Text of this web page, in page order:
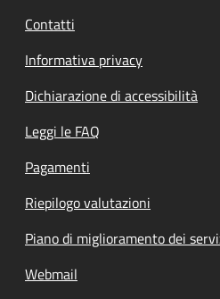
Contatti
Informativa privacy
Dichiarazione di accessibilità
Leggi le FAQ
Pagamenti
Riepilogo valutazioni
Piano di miglioramento dei
Webmail